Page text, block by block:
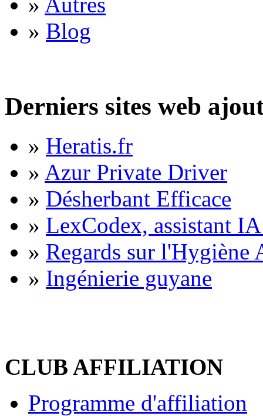
» Blog
Derniers sites web
» Heratis.fr
» Azur Private Driver
» Désherbant Efficace
» LexCodex, assistant
» Regards sur l'Hygiène
» Ingénierie guyane
CLUB AFFILIATION
Programme d'affiliation